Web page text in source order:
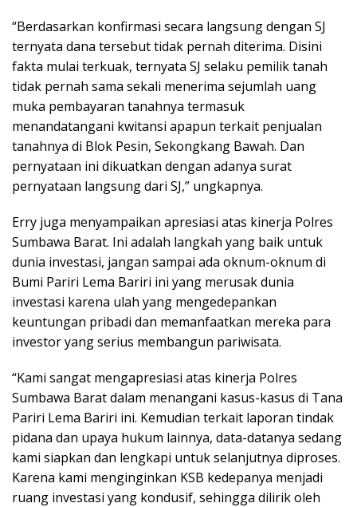
“Berdasarkan konfirmasi secara langsung dengan SJ
ternyata dana tersebut tidak pernah diterima. Disini
fakta mulai terkuak, ternyata SJ selaku pemilik tanah
tidak pernah sama sekali menerima sejumlah uang
muka pembayaran tanahnya termasuk
menandatangani kwitansi apapun terkait penjualan
tanahnya di Blok Pesin, Sekongkang Bawah. Dan
pernyataan ini dikuatkan dengan adanya surat
pernyataan langsung dari SJ,” ungkapnya.
Erry juga menyampaikan apresiasi atas kinerja Polres
Sumbawa Barat. Ini adalah langkah yang baik untuk
dunia investasi, jangan sampai ada oknum-oknum di
Bumi Pariri Lema Bariri ini yang merusak dunia
investasi karena ulah yang mengedepankan
keuntungan pribadi dan memanfaatkan mereka para
investor yang serius membangun pariwisata.
“Kami sangat mengapresiasi atas kinerja Polres
Sumbawa Barat dalam menangani kasus-kasus di Tana
Pariri Lema Bariri ini. Kemudian terkait laporan tindak
pidana dan upaya hukum lainnya, data-datanya sedang
kami siapkan dan lengkapi untuk selanjutnya diproses.
Karena kami menginginkan KSB kedepanya menjadi
ruang investasi yang kondusif, sehingga dilirik oleh